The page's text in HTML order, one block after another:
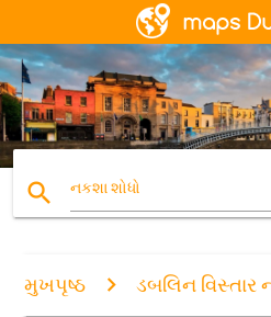
search નકશા શોધો
મુખપૃષ્ઠ ડબલિન વિસ્તાર